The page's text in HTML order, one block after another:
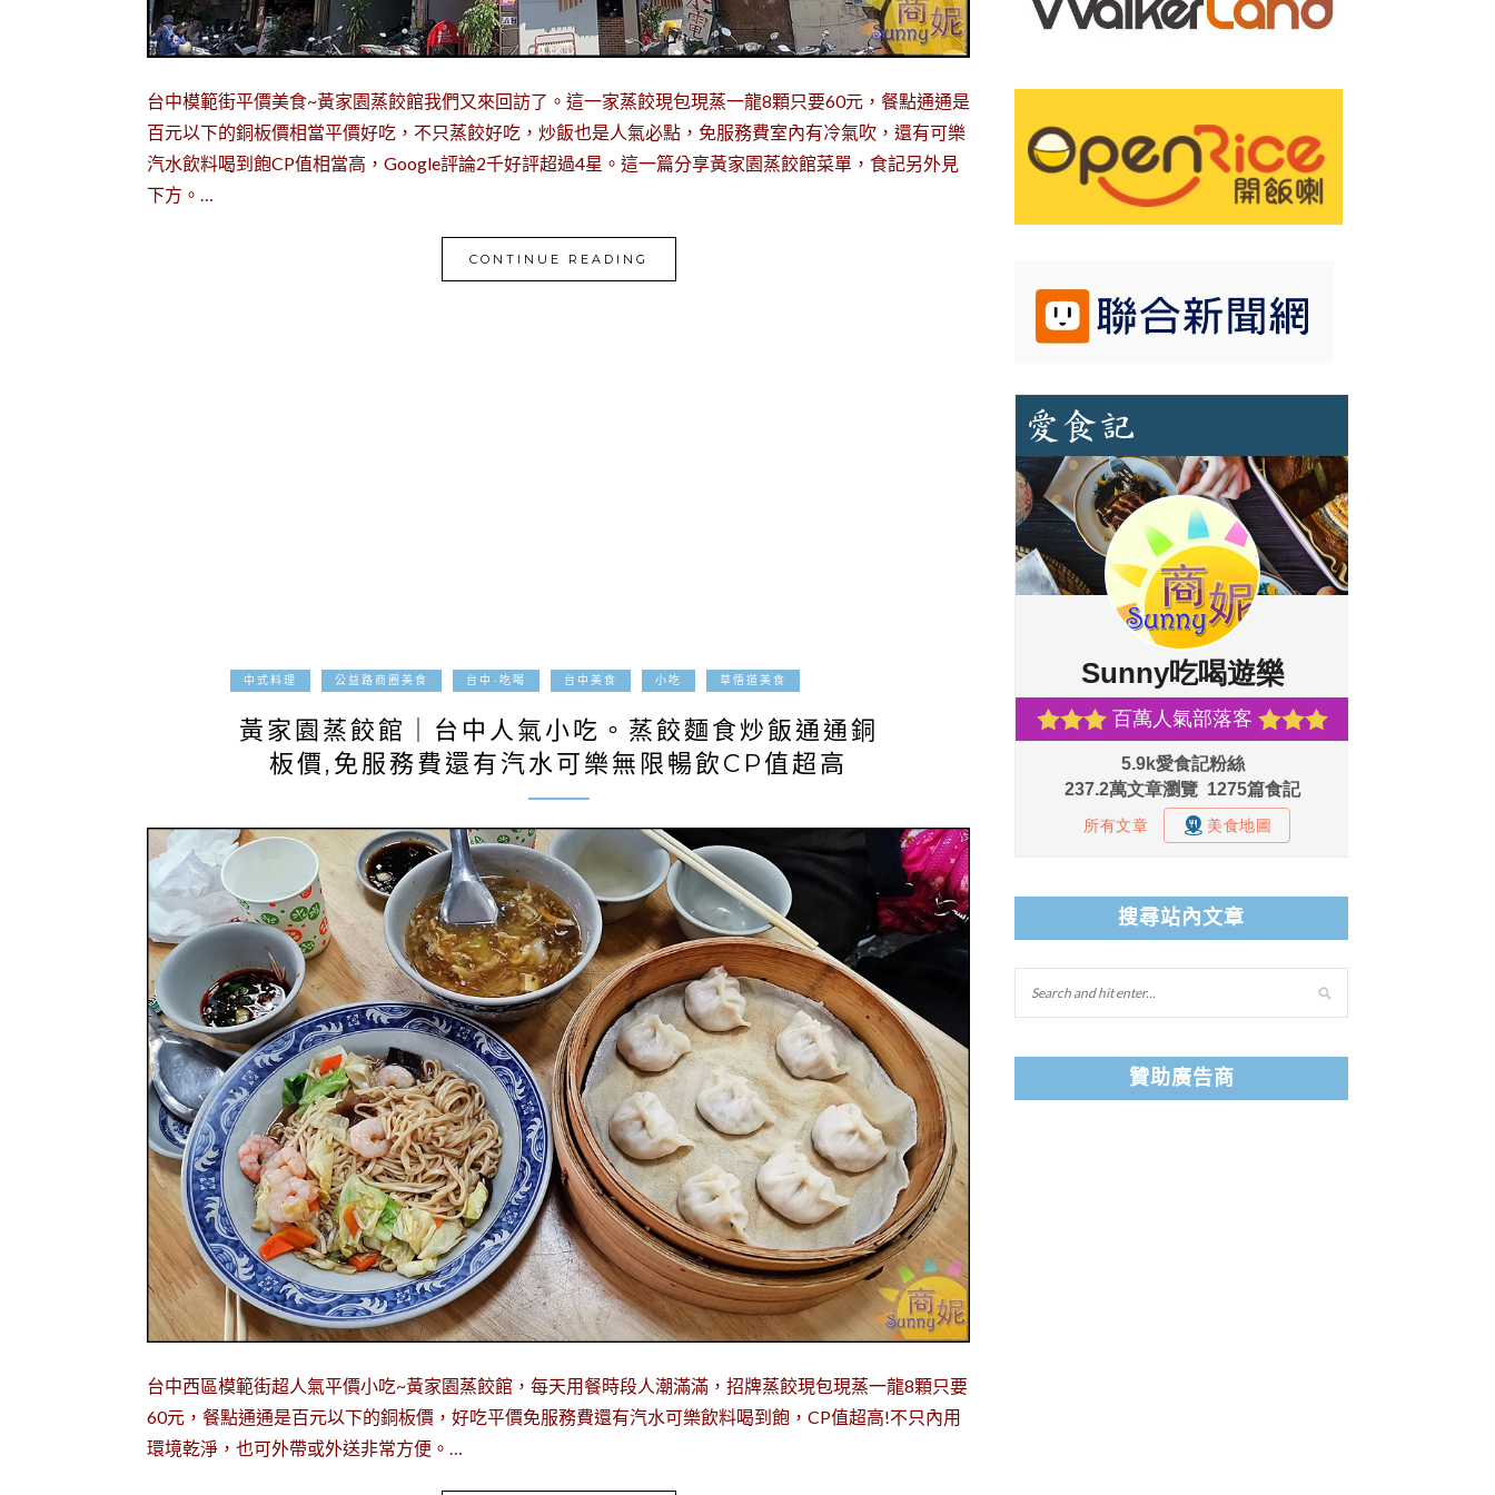
台中模範街平價美食~黃家園蒸餃館我們又來回訪了。這一家蒸餃現包現蒸一龍8顆只要60元，餐點通通是
百元以下的銅板價相當平價好吃，不只蒸餃好吃，炒飯也是人氣必點，免服務費室內有冷氣吹，還有可樂
汽水飲料喝到飽CP值相當高，Google評論2千好評超過4星。這一篇分享黃家園蒸餃館菜單，食記另外見
下方。…
CONTINUE READING
中式料理 公益路商圈美食 台中-吃喝 台中美食 小吃 草悟道美食
黃家園蒸餃館｜台中人氣小吃。蒸餃麵食炒飯通通銅
板價,免服務費還有汽水可樂無限暢飲CP值超高
台中西區模範街超人氣平價小吃~黃家園蒸餃館，每天用餐時段人潮滿滿，招牌蒸餃現包現蒸一龍8顆只要
60元，餐點通通是百元以下的銅板價，好吃平價免服務費還有汽水可樂飲料喝到飽，CP值超高!不只內用
環境乾淨，也可外帶或外送非常方便。…
搜尋站內文章
贊助廣告商